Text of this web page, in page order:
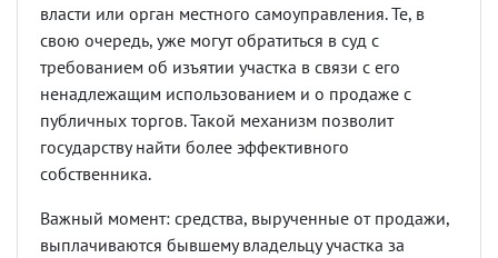
власти или орган местного самоуправления. Те, в
свою очередь, уже могут обратиться в суд с
требованием об изъятии участка в связи с его
ненадлежащим использованием и о продаже с
публичных торгов. Такой механизм позволит
государству найти более эффективного
собственника.
Важный момент: средства, вырученные от продажи,
выплачиваются бывшему владельцу участка за